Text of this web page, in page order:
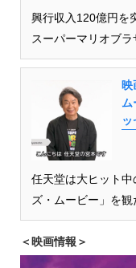
興行収入120億円を
スーパーマリオブ
映
ム
ッ
任天堂は大ヒット
ズ・ムービー」を
＜映画情報＞